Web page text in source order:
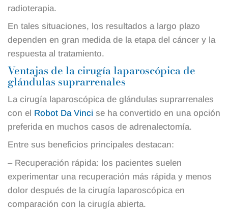
radioterapia.
En tales situaciones, los resultados a largo plazo
dependen en gran medida de la etapa del cáncer y la
respuesta al tratamiento.
Ventajas de la cirugía laparoscópica de
glándulas suprarrenales
La cirugía laparoscópica de glándulas suprarrenales
con el Robot Da Vinci se ha convertido en una opción
preferida en muchos casos de adrenalectomía.
Entre sus beneficios principales destacan:
– Recuperación rápida: los pacientes suelen
experimentar una recuperación más rápida y menos
dolor después de la cirugía laparoscópica en
comparación con la cirugía abierta.